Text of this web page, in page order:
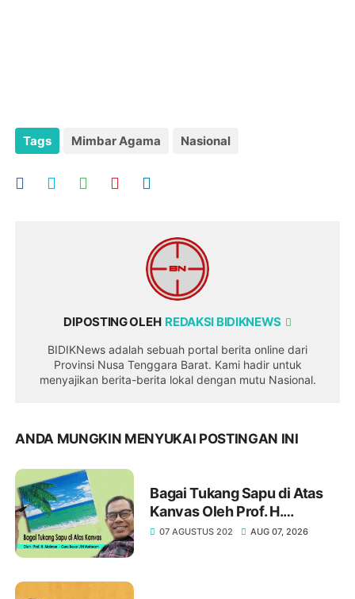
Tags Mimbar Agama Nasional
DIPOSTING OLEH REDAKSI BIDIKNEWS
BIDIKNews adalah sebuah portal berita online dari
Provinsi Nusa Tenggara Barat. Kami hadir untuk
menyajikan berita-berita lokal dengan mutu Nasional.
ANDA MUNGKIN MENYUKAI POSTINGAN INI
Bagai Tukang Sapu di Atas
Kanvas Oleh Prof. H.
Maimun, M. Pd
07 AGUSTUS 202 AUG 07, 2026